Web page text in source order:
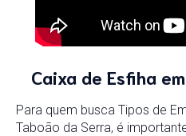
Caixa de Esfiha
Para quem busca Tipos de
Taboão da Serra, é